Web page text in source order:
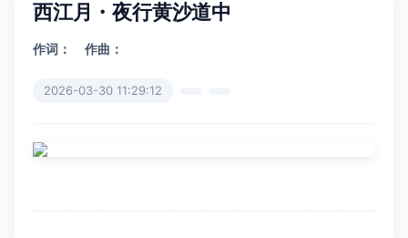
西江月・夜行黄沙道中
作词： 作曲：
2026-03-30 11:29:12